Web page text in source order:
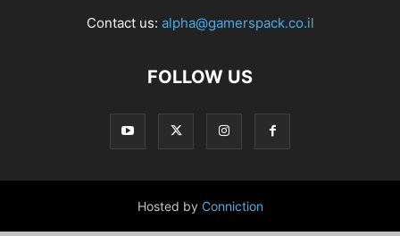
Contact us: alpha@gamerspack.co.il
FOLLOW US
Hosted by Conniction